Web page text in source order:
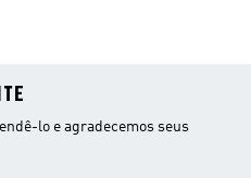
lo e agradecemos seus